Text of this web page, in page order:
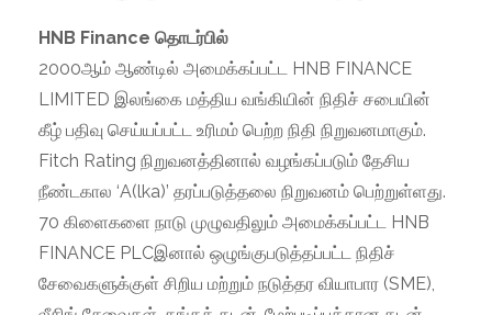
HNB Finance தொடர்பில்
2000ஆம் ஆண்டில் அமைக்கப்பட்ட HNB FINANCE
LIMITED இலங்கை மத்திய வங்கியின் நிதிச் சபையின்
கீழ் பதிவு செய்யப்பட்ட உரிமம் பெற்ற நிதி நிறுவனமாகும்.
Fitch Rating நிறுவனத்தினால் வழங்கப்படும் தேசிய
நீண்டகால ‘A(lka)’ தரப்படுத்தலை நிறுவனம் பெற்றுள்ளது.
70 கிளைகளை நாடு முழுவதிலும் அமைக்கப்பட்ட HNB
FINANCE PLCஇனால் ஒழுங்குபடுத்தப்பட்ட நிதிச்
சேவைகளுக்குள் சிறிய மற்றும் நடுத்தர வியாபார (SME),